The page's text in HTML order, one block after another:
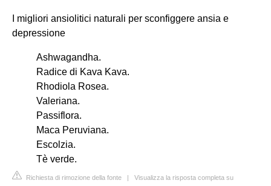
I migliori ansiolitici naturali per sconfiggere ansia e
depressione
Ashwagandha.
Radice di Kava Kava.
Rhodiola Rosea.
Valeriana.
Passiflora.
Maca Peruviana.
Escolzia.
Tè verde.
Richiesta di rimozione della fonte | Visualizza la risposta completa su